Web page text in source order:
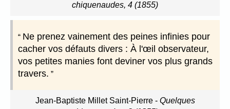
chiquenaudes, 4 (1855)
Ne prenez vainement des peines infinies pour
cacher vos défauts divers : À l'œil observateur,
vos petites manies font deviner vos plus grands
travers.
Jean-Baptiste Millet Saint-Pierre- Quelques